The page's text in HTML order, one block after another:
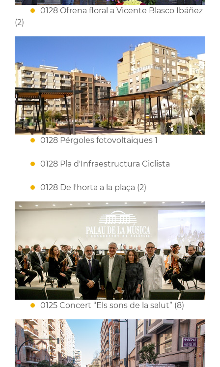
0128 Ofrena floral a Vicente Blasco Ibáñez
(2)
0128 Pérgoles fotovoltaiques 1
0128 Pla d'Infraestructura Ciclista
0128 De l'horta a la plaça (2)
0125 Concert “Els sons de la salut” (8)